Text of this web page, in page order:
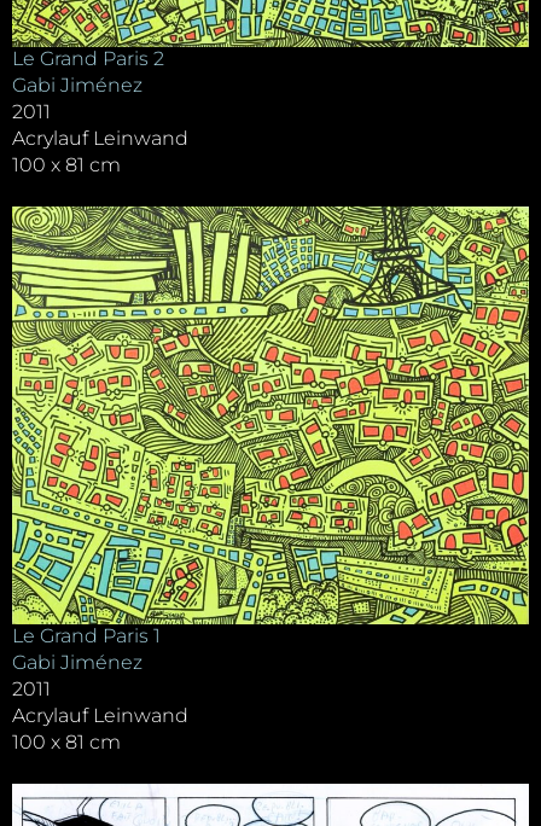
Le Grand Paris 2
Gabi Jiménez
2011
Acrylauf Leinwand
100 x 81 cm
Le Grand Paris 1
Gabi Jiménez
2011
Acrylauf Leinwand
100 x 81 cm